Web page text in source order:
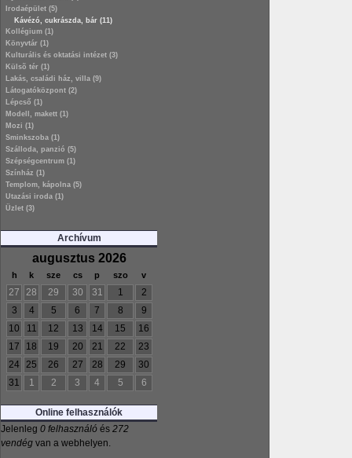
Irodaépület (5)
Kávézó, cukrászda, bár (11)
Kollégium (1)
Könyvtár (1)
Kulturális és oktatási intézet (3)
Külsõ tér (1)
Lakás, családi ház, villa (9)
Látogatóközpont (2)
Lépcső (1)
Modell, makett (1)
Mozi (1)
Sminkszoba (1)
Szálloda, panzió (5)
Szépségcentrum (1)
Színház (1)
Templom, kápolna (5)
Utazási iroda (1)
Üzlet (3)
Archívum
augusztus 2026
h k sze cs p szo v
27 28 29 30 31 1
2
3
4 5 6 7 8
9
10
11 12 13 14 15
16
17
18 19 20 21 22
23
24
25 26 27 28 29
30
31
1 2 3 4 5 6
Online felhasználók
Jelenleg 0 felhasználó és 272
vendég van a webhelyen.